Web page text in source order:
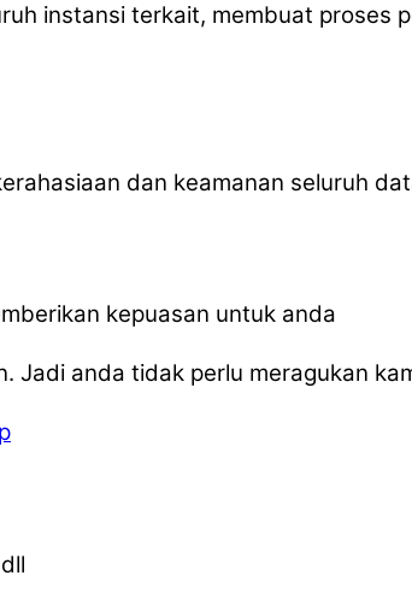
instansi terkait, membuat proses
dan keamanan seluruh
kepuasan untuk anda
Jadi anda tidak perlu meragukan